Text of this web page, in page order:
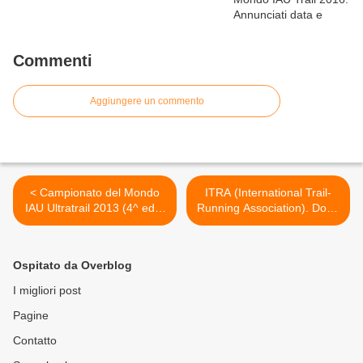
Commenti
Aggiungere un commento
< Campionato del Mondo
IAU Ultratrail 2013 (4^ ed.).
Il report finale del Comitato
mondiale femminile a
squadre per l'Italia
ITRA (International Trail-
Running Association). Dopo
la 1^ conferenza ITRA
Ospitato da Overblog
I migliori post
Pagine
Contatto